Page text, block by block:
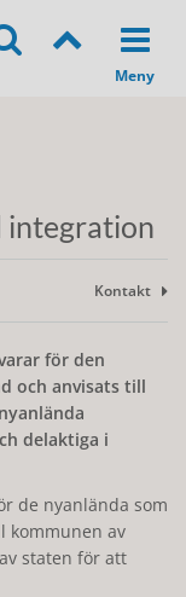
integration
Kontakt
för den
och anvisats till
delaktiga i
de nyanlända som
kommunen av
staten för att